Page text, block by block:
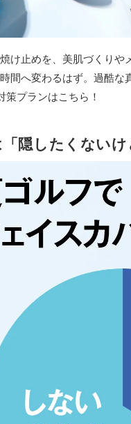
け止めを、美肌づくりや
間へ変わるはず。過酷
プランはこちら！
隠したくない